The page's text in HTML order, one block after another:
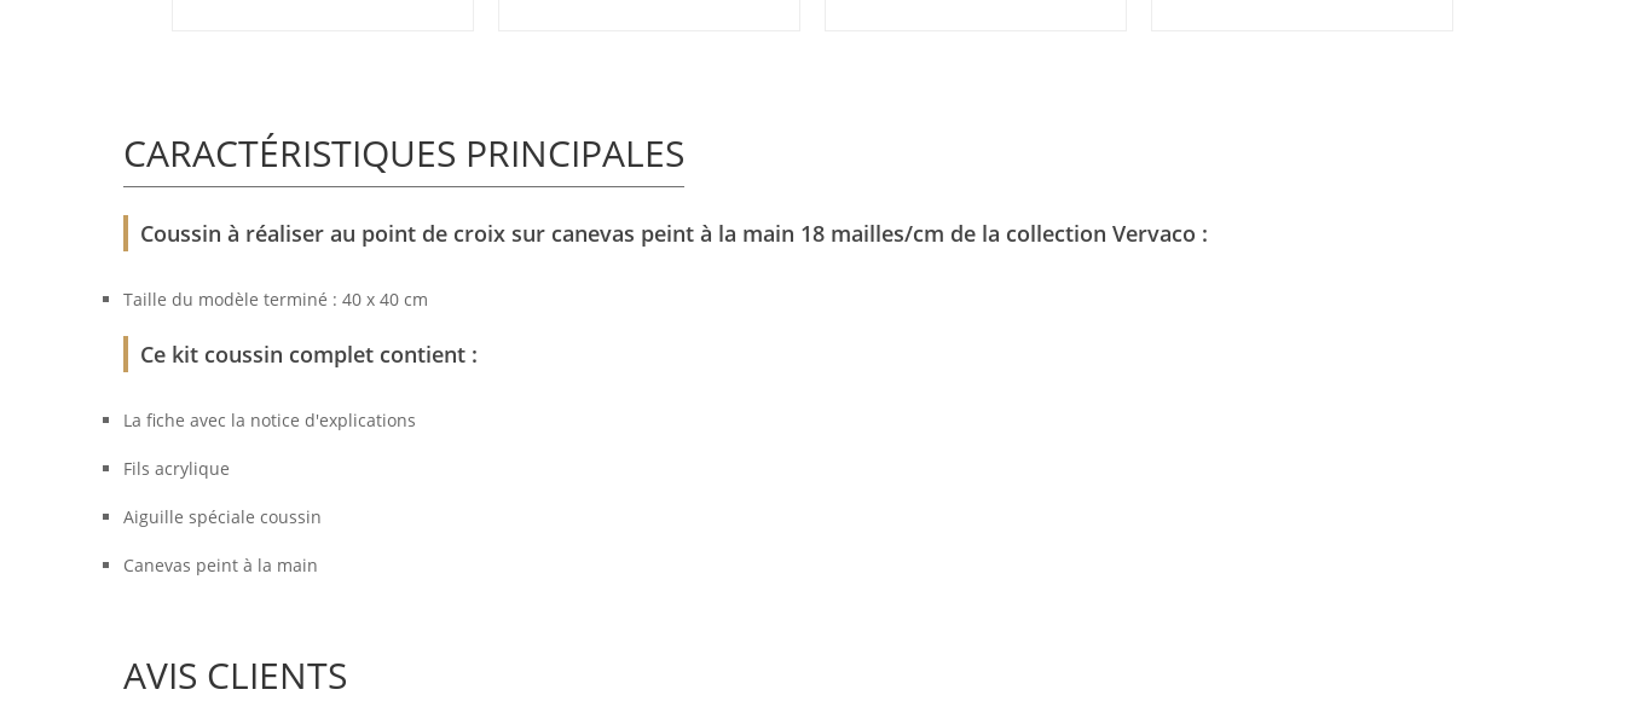
CARACTÉRISTIQUES PRINCIPALES
Coussin à réaliser au point de croix sur canevas peint à la main 18 mailles/cm de la collection Vervaco :
Taille du modèle terminé : 40 x 40 cm
Ce kit coussin complet contient :
La fiche avec la notice d'explications
Fils acrylique
Aiguille spéciale coussin
Canevas peint à la main
AVIS CLIENTS